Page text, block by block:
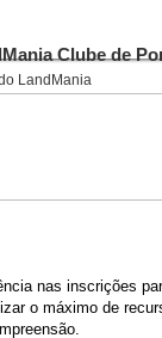
Clube de
LandMania
nas inscrições
o máximo de